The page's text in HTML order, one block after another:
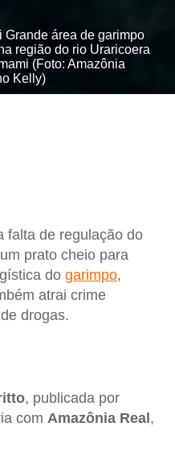
Grande área de garimpo
região do rio Uraricoera
(Foto: Amazônia
Kelly)
falta de regulação do
prato cheio para
do garimpo,
atrai crime
drogas.
, publicada por
com Amazônia Real ,